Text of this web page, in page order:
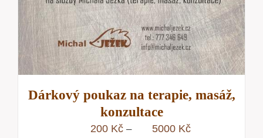
Dárkový poukaz na terapie, masáž,
konzultace
200 Kč – 5000 KčRozpětí